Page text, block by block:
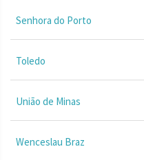
Senhora do Porto
Toledo
União de Minas
Wenceslau Braz